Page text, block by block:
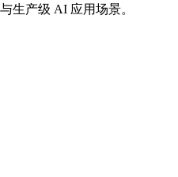
生产级 AI 应用场景。